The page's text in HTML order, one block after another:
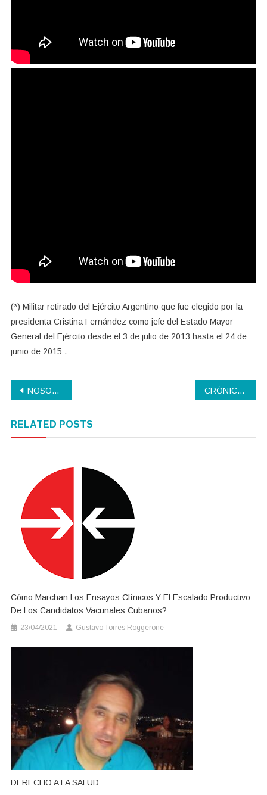
(*) Militar retirado del Ejército Argentino que fue elegido por la
presidenta Cristina Fernández como jefe del Estado Mayor
General del Ejército desde el 3 de julio de 2013 hasta el 24 de
junio de 2015 .
Navegación
entradas
NOSOTROS EMPUJAMOS EL DESAROLLO CRÓNICA DE UN INTENTO DE GOLPE ANUNCIADO
RELATED POSTS
Cómo Marchan Los Ensayos Clínicos Y El Escalado Productivo
De Los Candidatos Vacunales Cubanos?
23/04/2021 Gustavo Torres Roggerone
DERECHO A LA SALUD